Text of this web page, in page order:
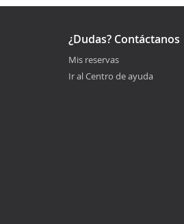
¿Dudas? Contáctanos
Mis reservas
Ir al Centro de ayuda